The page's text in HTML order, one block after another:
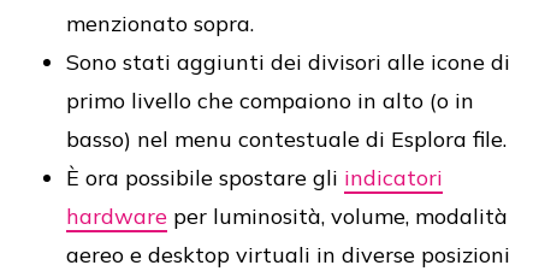
menzionato sopra.
Sono stati aggiunti dei divisori alle icone di
primo livello che compaiono in alto (o in
basso) nel menu contestuale di Esplora file.
È ora possibile spostare gli indicatori
hardware per luminosità, volume, modalità
aereo e desktop virtuali in diverse posizioni